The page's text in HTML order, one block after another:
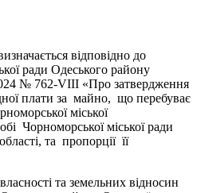
відповідно до
ради Одеського району
№ 762-VIII «Про затвердження
плати за майно, що перебуває
міської
Чорноморської міської ради
та пропорції її
та земельних відносин